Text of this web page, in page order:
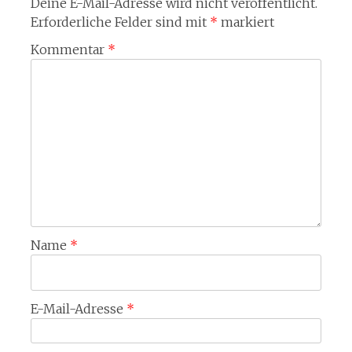
Deine E-Mail-Adresse wird nicht veröffentlicht.
Erforderliche Felder sind mit * markiert
Kommentar *
Name *
E-Mail-Adresse *